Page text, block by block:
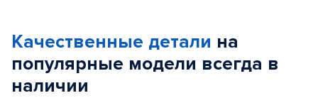
Качественные детали на
популярные модели всегда в
наличии